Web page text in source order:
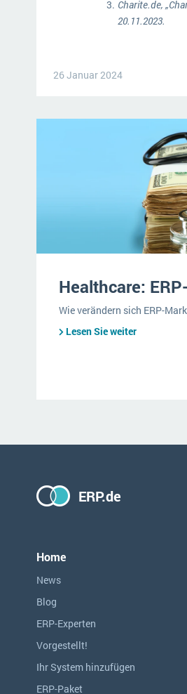
Charite.de,
20.11.2023.
26 Januar 2024
Healthcare:
Wie verändern sich ERP-
Lesen Sie weiter
ERP.de
Home
News
Blog
ERP-Experten
Vorgestellt!
Ihr System hinzufügen
ERP-Paket